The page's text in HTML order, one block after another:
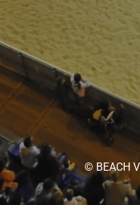
© BEACH